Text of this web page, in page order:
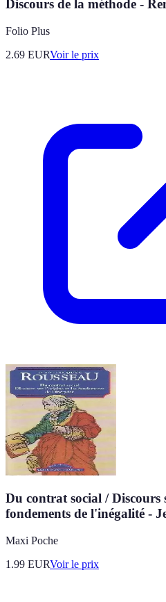
Discours de la méthode -
Folio Plus
2.69 EURVoir le prix
Du contrat social / Discours
fondements de l'inégalité -
Maxi Poche
1.99 EURVoir le prix